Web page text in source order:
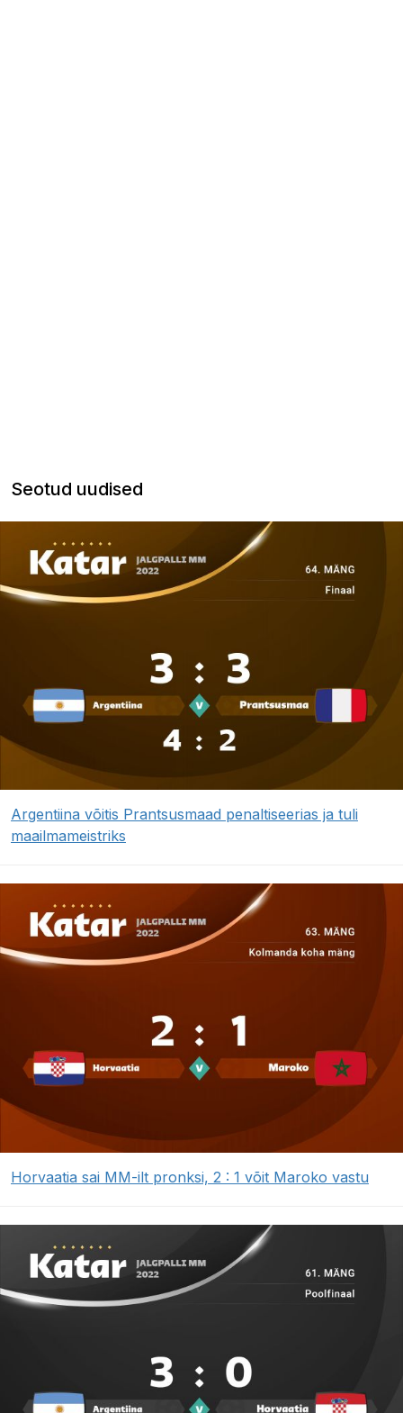
Seotud uudised
Argentiina võitis Prantsusmaad penaltiseerias ja tuli
maailmameistriks
Horvaatia sai MM-ilt pronksi, 2 : 1 võit Maroko vastu